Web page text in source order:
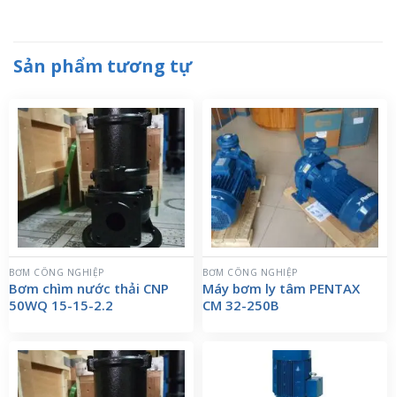
Sản phẩm tương tự
BƠM CÔNG NGHIỆP
Bơm chìm nước thải CNP
50WQ 15-15-2.2
BƠM CÔNG NGHIỆP
Máy bơm ly tâm PENTAX
CM 32-250B